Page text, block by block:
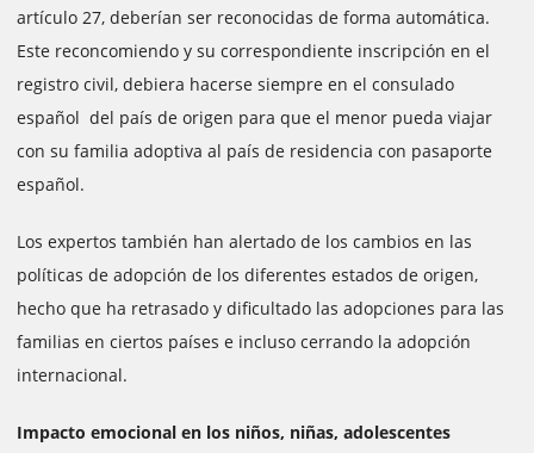
artículo 27, deberían ser reconocidas de forma automática.
Este reconcomiendo y su correspondiente inscripción en el
registro civil, debiera hacerse siempre en el consulado
español del país de origen para que el menor pueda viajar
con su familia adoptiva al país de residencia con pasaporte
español.
Los expertos también han alertado de los cambios en las
políticas de adopción de los diferentes estados de origen,
hecho que ha retrasado y dificultado las adopciones para las
familias en ciertos países e incluso cerrando la adopción
internacional.
Impacto emocional en los niños, niñas, adolescentes